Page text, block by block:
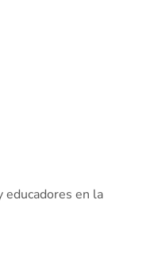
educadores en la